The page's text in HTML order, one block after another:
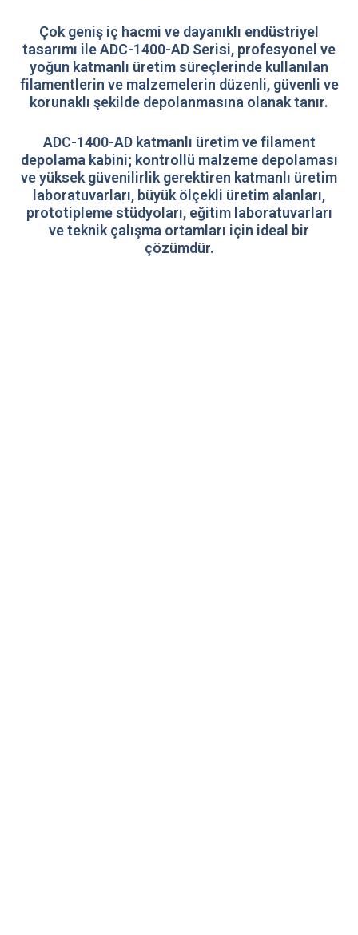
Çok geniş iç hacmi ve dayanıklı endüstriyel
tasarımı ile ADC-1400-AD Serisi, profesyonel ve
yoğun katmanlı üretim süreçlerinde kullanılan
filamentlerin ve malzemelerin düzenli, güvenli ve
korunaklı şekilde depolanmasına olanak tanır.
ADC-1400-AD katmanlı üretim ve filament
depolama kabini; kontrollü malzeme depolaması
ve yüksek güvenilirlik gerektiren katmanlı üretim
laboratuvarları, büyük ölçekli üretim alanları,
prototipleme stüdyoları, eğitim laboratuvarları
ve teknik çalışma ortamları için ideal bir
çözümdür.